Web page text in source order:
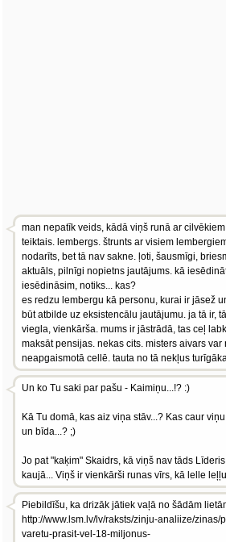
man nepatīk veids, kādā viņš runā ar
teiktais. lembergs. štrunts ar visiem
nodarīts, bet tā nav sakne. ļoti, šausmīgi,
aktuāls, pilnīgi nopietns jautājums. kā
iesēdināsim, notiks... kas?
es redzu lembergu kā personu, kurai ir jāsež
būt atbilde uz eksistencālu jautājumu. ja tā ir,
viegla, vienkārša. mums ir jāstrādā, tas ceļ
maksāt pensijas. nekas cits. misters aivars
neapgaismotā cellē. tauta no tā nekļus
Un ko Tu saki par pašu - Kaimiņu...!? :)
Kā Tu domā, kas aiz viņa stāv...? Kas caur
un bīda...? ;)
Jo pat "kaķim" Skaidrs, kā viņš nav tāds
kaujā... Viņš ir vienkārši runas vīrs, kā lelle
Piebildīšu, ka drizāk jātiek vaļā no šādām
http://www.lsm.lv/lv/raksts/zinju-analiize/zinas/
varetu-prasit-vel-18-miljonus-